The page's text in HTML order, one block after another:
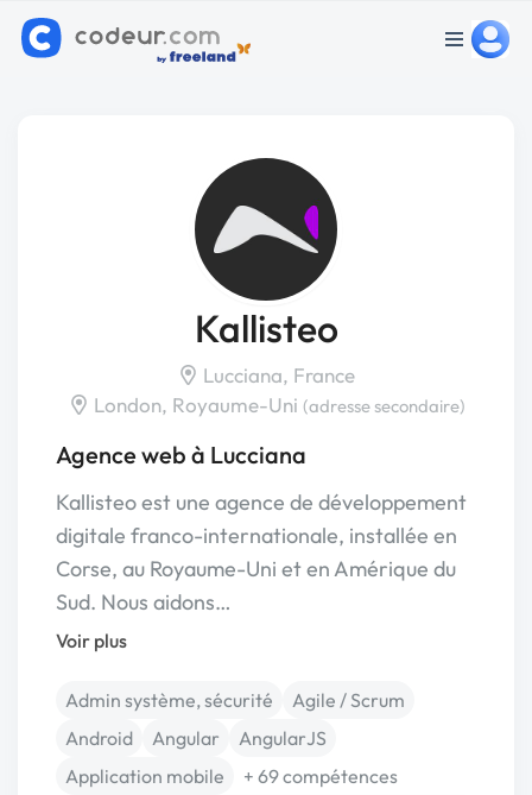
Kallisteo
Lucciana, France
London, Royaume-Uni (adresse secondaire)
Agence web à Lucciana
Kallisteo est une agence de développement
digitale franco-internationale, installée en
Corse, au Royaume-Uni et en Amérique du
Sud. Nous aidons…
Voir plus
Admin système, sécurité
Agile / Scrum
Android
Angular
AngularJS
Application mobile
+ 69 compétences